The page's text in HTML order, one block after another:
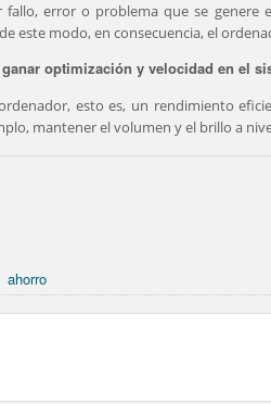
fallo, error o problema que se
este modo, en consecuencia, el
optimización y velocidad en el
esto es, un rendimiento
mantener el volumen y el brillo a
ahorro